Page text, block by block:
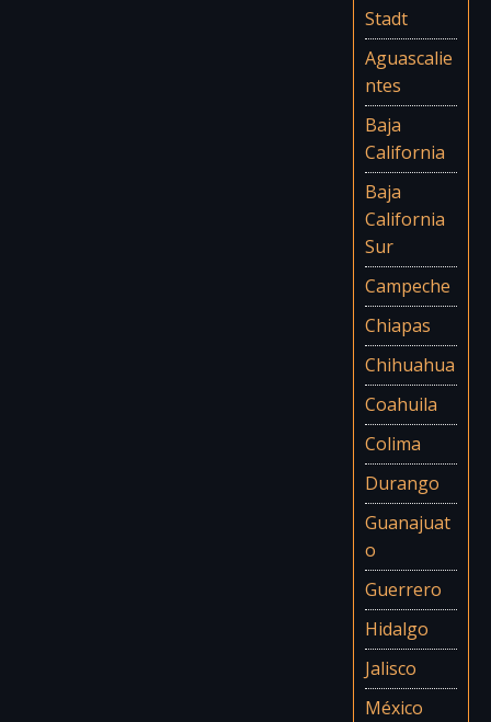
Stadt
Aguascalie
ntes
Baja
California
Baja
California
Sur
Campeche
Chiapas
Chihuahua
Coahuila
Colima
Durango
Guanajuat
o
Guerrero
Hidalgo
Jalisco
México